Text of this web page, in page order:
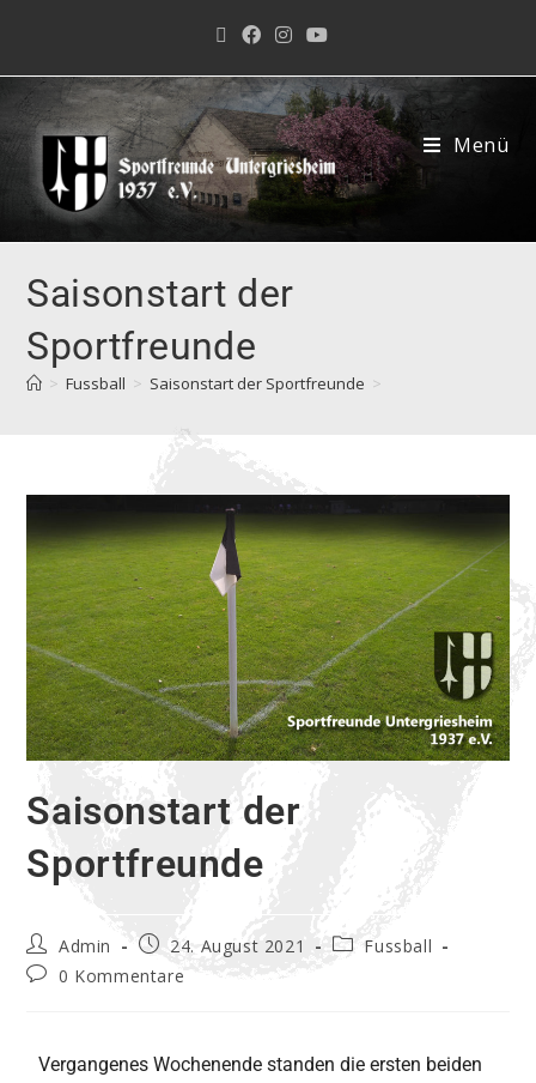
Menü
Saisonstart der
Sportfreunde
> Fussball > Saisonstart der Sportfreunde >
Saisonstart der
Sportfreunde
Admin 24. August 2021
Fussball
0 Kommentare
Vergangenes Wochenende standen die ersten beiden